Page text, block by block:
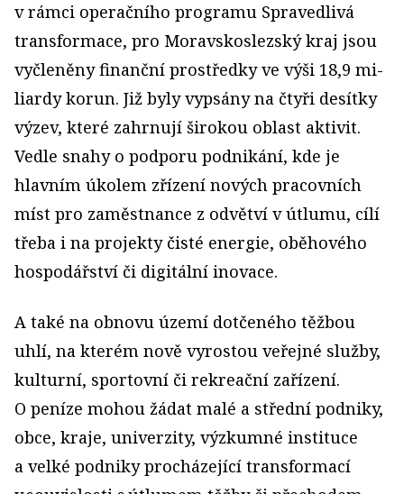
v rámci operačního programu Spravedlivá
transformace, pro Moravskoslezský kraj jsou
vyčleněny finanční prostředky ve výši 18,9 mi­
liardy korun. Již byly vypsány na čtyři desítky
výzev, které zahrnují širokou oblast aktivit.
Vedle snahy o podporu podnikání, kde je
hlavním úkolem zřízení nových pracovních
míst pro zaměstnance z odvětví v útlumu, cílí
třeba i na projekty čisté energie, oběhového
hospodářství či digitální inovace.
A také na obnovu území dotčeného těžbou
uhlí, na kterém nově vyrostou veřejné služby,
kulturní, sportovní či rekreační zařízení.
O peníze mohou žádat malé a střední podniky,
obce, kraje, univerzity, výzkumné instituce
a velké podniky procházející transformací